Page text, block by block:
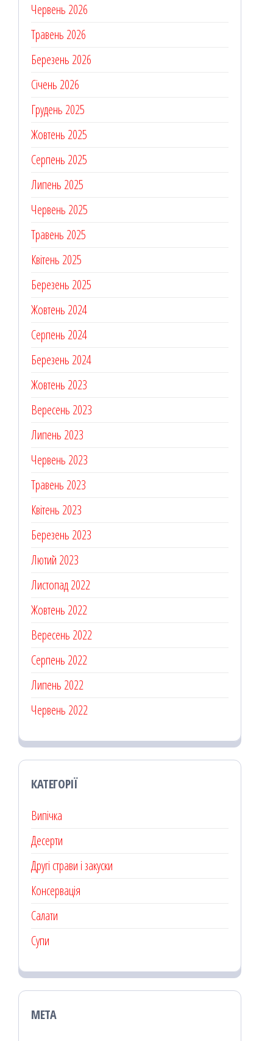
Червень 2026
Травень 2026
Березень 2026
Січень 2026
Грудень 2025
Жовтень 2025
Серпень 2025
Липень 2025
Червень 2025
Травень 2025
Квітень 2025
Березень 2025
Жовтень 2024
Серпень 2024
Березень 2024
Жовтень 2023
Вересень 2023
Липень 2023
Червень 2023
Травень 2023
Квітень 2023
Березень 2023
Лютий 2023
Листопад 2022
Жовтень 2022
Вересень 2022
Серпень 2022
Липень 2022
Червень 2022
КАТЕГОРІЇ
Випічка
Десерти
Другі страви і закуски
Консервація
Салати
Супи
МЕТА